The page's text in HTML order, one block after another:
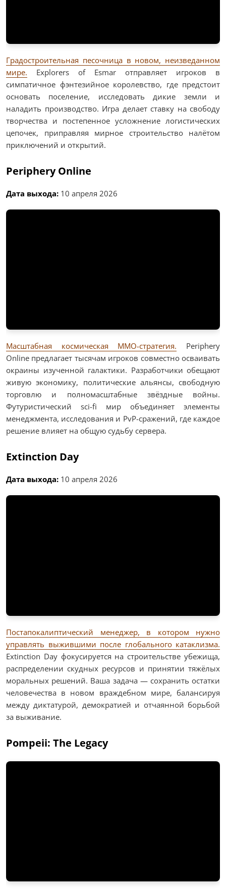
Градостроительная песочница в новом, неизведанном
мире. Explorers of Esmar отправляет игроков в
симпатичное фэнтезийное королевство, где предстоит
основать поселение, исследовать дикие земли и
наладить производство. Игра делает ставку на свободу
творчества и постепенное усложнение логистических
цепочек, приправляя мирное строительство налётом
приключений и открытий.
Periphery Online
Дата выхода: 10 апреля 2026
Масштабная космическая MMO-стратегия. Periphery
Online предлагает тысячам игроков совместно осваивать
окраины изученной галактики. Разработчики обещают
живую экономику, политические альянсы, свободную
торговлю и полномасштабные звёздные войны.
Футуристический sci-fi мир объединяет элементы
менеджмента, исследования и PvP-сражений, где каждое
решение влияет на общую судьбу сервера.
Extinction Day
Дата выхода: 10 апреля 2026
Постапокалиптический менеджер, в котором нужно
управлять выжившими после глобального катаклизма.
Extinction Day фокусируется на строительстве убежища,
распределении скудных ресурсов и принятии тяжёлых
моральных решений. Ваша задача — сохранить остатки
человечества в новом враждебном мире, балансируя
между диктатурой, демократией и отчаянной борьбой
за выживание.
Pompeii: The Legacy